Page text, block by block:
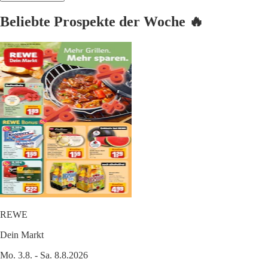
Beliebte Prospekte der Woche 🔥
REWE
Dein Markt
Mo. 3.8. - Sa. 8.8.2026